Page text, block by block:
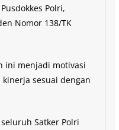
Polri,
Nomor 138/TK
ini menjadi motivasi
sesuai dengan
Satker Polri